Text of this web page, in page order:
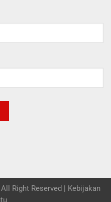
Right Reserved | Kebijakan